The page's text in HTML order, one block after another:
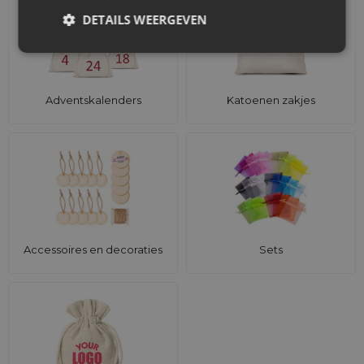
Ontworpen voor horeca, bakkerijen en
Adventskalenders Katoenen zakjes
Accessoires en decoraties Sets
DETAILS WEERGEVEN